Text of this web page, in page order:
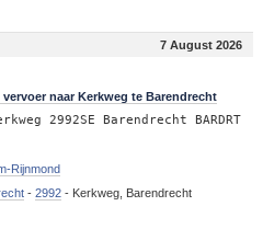
7 August 2026
naar Kerkweg te Barendrecht
2992SE Barendrecht BARDRT
Rijnmond
- 2992- Kerkweg, Barendrecht